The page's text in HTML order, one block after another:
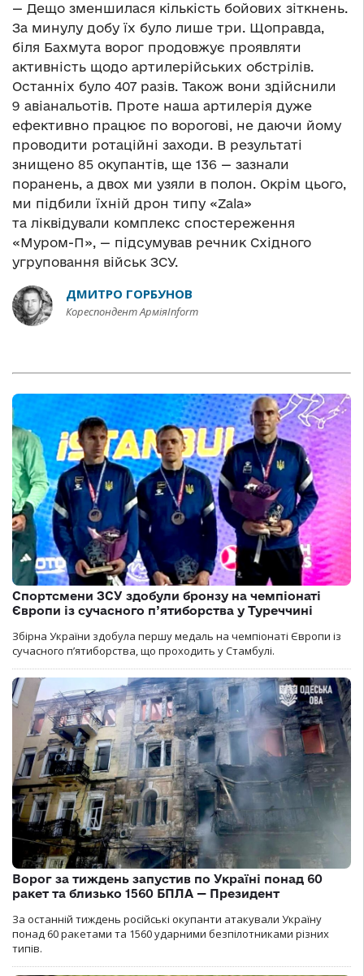
— Дещо зменшилася кількість бойових зіткнень.
За минулу добу їх було лише три. Щоправда,
біля Бахмута ворог продовжує проявляти
активність щодо артилерійських обстрілів.
Останніх було 407 разів. Також вони здійснили
9 авіанальотів. Проте наша артилерія дуже
ефективно працює по ворогові, не даючи йому
проводити ротаційні заходи. В результаті
знищено 85 окупантів, ще 136 — зазнали
поранень, а двох ми узяли в полон. Окрім цього,
ми підбили їхній дрон типу «Zala»
та ліквідували комплекс спостереження
«Муром-П», — підсумував речник Східного
угруповання військ ЗСУ.
ДМИТРО ГОРБУНОВ
Кореспондент АрміяInform
Спортсмени ЗСУ здобули бронзу на чемпіонаті
Європи із сучасного п’ятиборства у Туреччині
Збірна України здобула першу медаль на чемпіонаті Європи із
сучасного п’ятиборства, що проходить у Стамбулі.
Ворог за тиждень запустив по Україні понад 60
ракет та близько 1560 БПЛА — Президент
За останній тиждень російські окупанти атакували Україну
понад 60 ракетами та 1560 ударними безпілотниками різних
типів.